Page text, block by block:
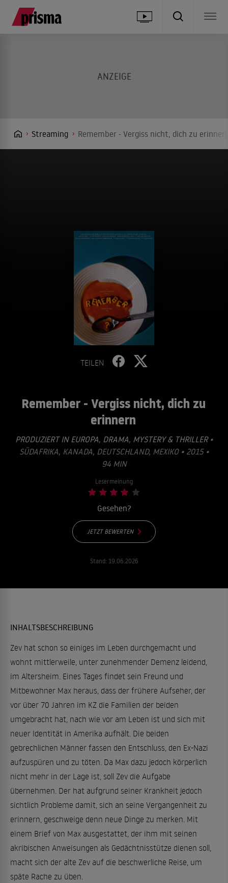
Streaming Remember - Vergiss nicht, dich zu
TEILEN
Remember - Vergiss nicht, dich zu
erinnern
PRODUZIERT IN EUROPA, DRAMA, MYSTERY & THRILLER•
SÜDAFRIKA, KANADA, DEUTSCHLAND, MEXIKO • 2015 •
94 MIN
Lesermeinung
Gesehen?
JETZT BEWERTEN
Stand: 19.06.2026
INHALTSBESCHREIBUNG
Zev hat schon so einiges im Leben durchgemacht und
wohnt mittlerweile, unter zunehmender Demenz leidend,
im Altersheim. Eines Tages findet sein Freund und
Mitbewohner Max heraus, dass der frühere Aufseher, der
vor über 70 Jahren im KZ die Familien der beiden
umgebracht hat, nach wie vor am Leben ist und sich mit
neuer Identität in Amerika aufhält. Die beiden
gebrechlichen Männer fassen den Entschluss, den Ex-Nazi
aufzuspüren und zu töten. Da Max dazu jedoch körperlich
nicht mehr in der Lage ist, soll Zev die Aufgabe
übernehmen. Der hat aufgrund seiner Krankheit jedoch
sichtlich Probleme damit, sich an seine Vergangenheit zu
erinnern, geschweige denn neue Dinge zu merken. Mit
einem Brief von Max ausgestattet, der ihm mit seinen
akribischen Anweisungen als Gedächtnisstütze dienen soll,
macht sich der alte Zev auf die beschwerliche Reise, um
späte Rache zu üben.